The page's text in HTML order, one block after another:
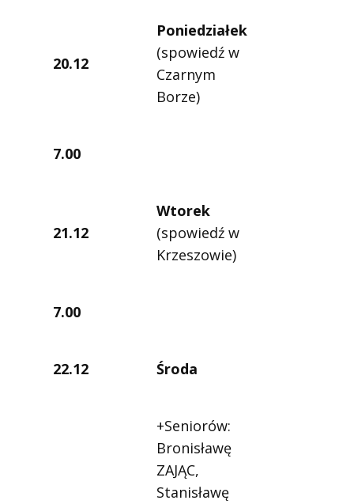
20.12
Poniedziałek
(spowiedź w
Czarnym
Borze)
7.00
21.12
Wtorek
(spowiedź w
Krzeszowie)
7.00
22.12 Środa
+Seniorów:
Bronisławę
ZAJĄC,
Stanisławę